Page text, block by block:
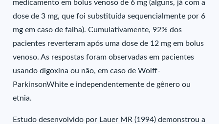
medicamento em bolus venoso de 6 mg (alguns, já com a
dose de 3 mg, que foi substituída sequencialmente por 6
mg em caso de falha). Cumulativamente, 92% dos
pacientes reverteram após uma dose de 12 mg em bolus
venoso. As respostas foram observadas em pacientes
usando digoxina ou não, em caso de Wolff-
ParkinsonWhite e independentemente de gênero ou
etnia.
Estudo desenvolvido por Lauer MR (1994) demonstrou a